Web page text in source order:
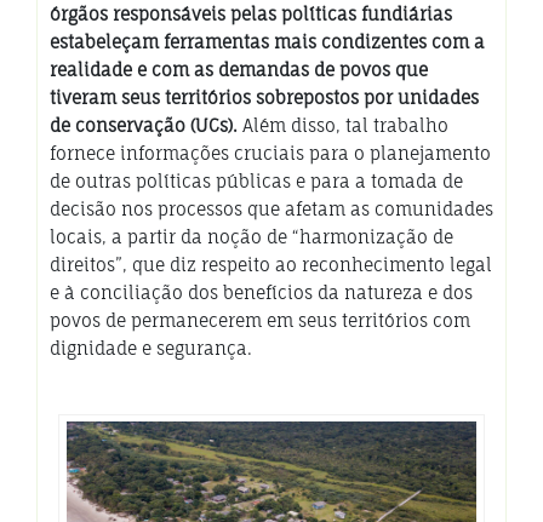
órgãos responsáveis pelas políticas fundiárias
estabeleçam ferramentas mais condizentes com a
realidade e com as demandas de povos que
tiveram seus territórios sobrepostos por unidades
de conservação (UCs). Além disso, tal trabalho
fornece informações cruciais para o planejamento
de outras políticas públicas e para a tomada de
decisão nos processos que afetam as comunidades
locais, a partir da noção de “harmonização de
direitos”, que diz respeito ao reconhecimento legal
e à conciliação dos benefícios da natureza e dos
povos de permanecerem em seus territórios com
dignidade e segurança.